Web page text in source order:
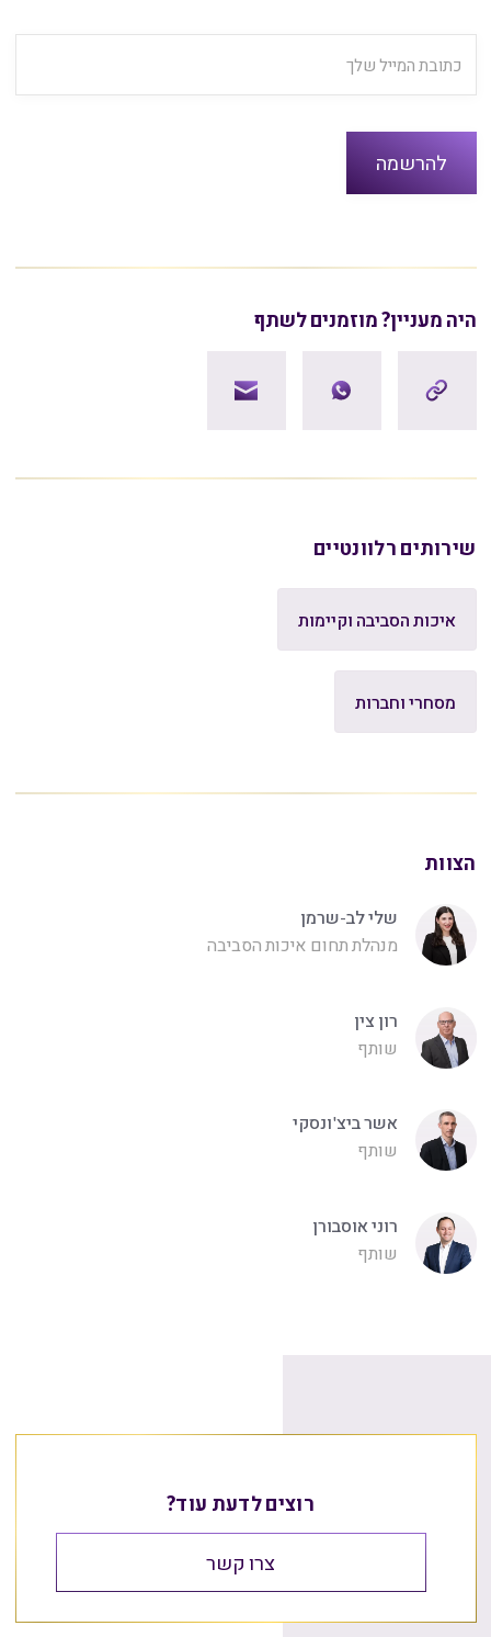
היה מעניין? מוזמנים לשתף
שירותים רלוונטיים
איכות הסביבה וקיימות
מסחרי וחברות
הצוות
שלי לב-שרמן
מנהלת תחום איכות הסביבה
רון צין
שותף
אשר ביצ'ונסקי
שותף
רוני אוסבורן
שותף
רוצים לדעת עוד?
צרו קשר